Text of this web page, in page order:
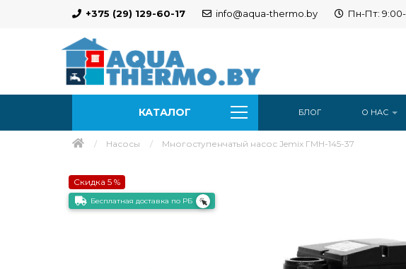
+375 (29) 129-60-17 info@aqua-thermo.by Пн-Пт: 9:00-
КАТАЛОГ БЛОГ О НАС
Насосы Многоступенчатый насос Jemix ГМН-145-37
Скидка 5 %
Бесплатная доставка по РБ